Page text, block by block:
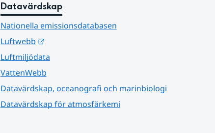
Datavärdskap
Nationella emissionsdatabasen
Luftwebb
Länk till annan webbplats.
Luftmiljödata
VattenWebb
Datavärdskap, oceanografi och marinbiologi
Datavärdskap för atmosfärkemi